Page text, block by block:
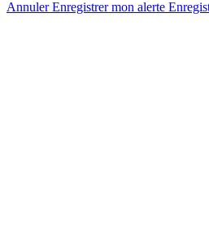
AnnulerEnregistrer mon alerte